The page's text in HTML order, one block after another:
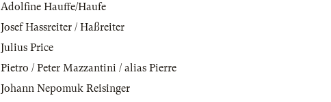
Adolfine Hauffe/Haufe
Josef Hassreiter / Haßreiter
Julius Price
Pietro / Peter Mazzantini / alias Pierre
Johann Nepomuk Reisinger